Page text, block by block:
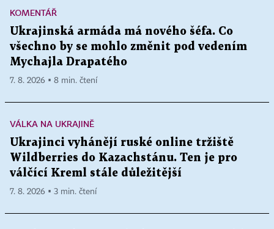
KOMENTÁŘ
Ukrajinská armáda má nového šéfa. Co
všechno by se mohlo změnit pod vedením
Mychajla Drapatého
7. 8. 2026 ▪ 8 min. čtení
VÁLKA NA UKRAJINĚ
Ukrajinci vyhánějí ruské online tržiště
Wildberries do Kazachstánu. Ten je pro
válčící Kreml stále důležitější
7. 8. 2026 ▪ 3 min. čtení